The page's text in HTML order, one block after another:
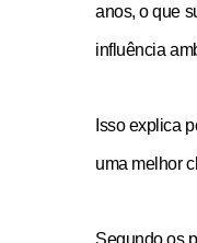
anos, o que
influência
Isso explica
uma melhor
Segundo os